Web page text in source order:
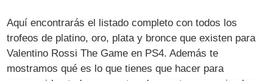
Aquí encontrarás el listado completo con todos los
trofeos de platino, oro, plata y bronce que existen para
Valentino Rossi The Game en PS4. Además te
mostramos qué es lo que tienes que hacer para